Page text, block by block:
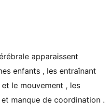
apparaissent
enfants , les entraînant
le mouvement , les
manque de coordination .